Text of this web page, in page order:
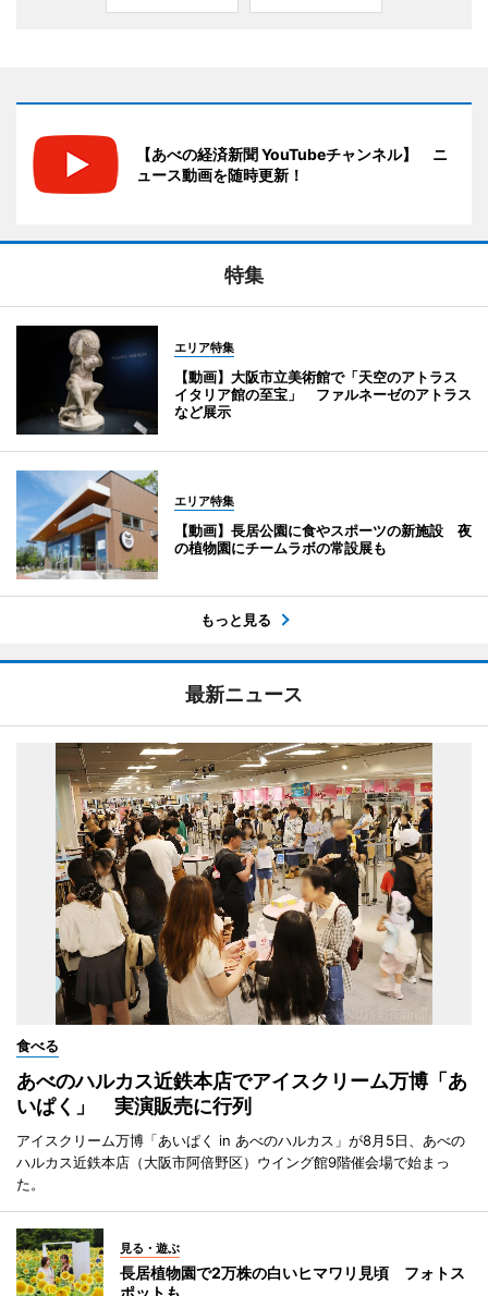
【あべの経済新聞 YouTubeチャンネル】 ニ
ュース動画を随時更新！
特集
エリア特集
【動画】大阪市立美術館で「天空のアトラス
イタリア館の至宝」 ファルネーゼのアトラス
など展示
エリア特集
【動画】長居公園に食やスポーツの新施設 夜
の植物園にチームラボの常設展も
もっと見る
最新ニュース
食べる
あべのハルカス近鉄本店でアイスクリーム万博「あ
いぱく」 実演販売に行列
アイスクリーム万博「あいぱく in あべのハルカス」が8月5日、あべの
ハルカス近鉄本店（大阪市阿倍野区）ウイング館9階催会場で始まっ
た。
見る・遊ぶ
長居植物園で2万株の白いヒマワリ見頃 フォトス
ポットも